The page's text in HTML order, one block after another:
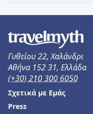
Γυθείου 22, Χαλάνδρι
Αθήνα 152 31, Ελλάδα
(+30) 210 300 6050
Σχετικά με Εμάς
Press